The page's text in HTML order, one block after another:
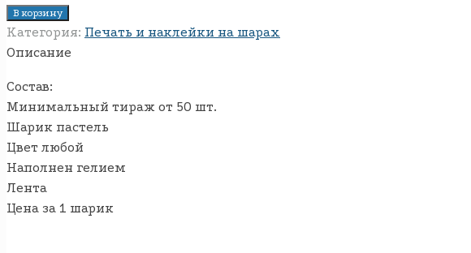
В корзину
Категория: Печать и наклейки на шарах
Описание
Состав:
Минимальный тираж от 50 шт.
Шарик пастель
Цвет любой
Наполнен гелием
Лента
Цена за 1 шарик